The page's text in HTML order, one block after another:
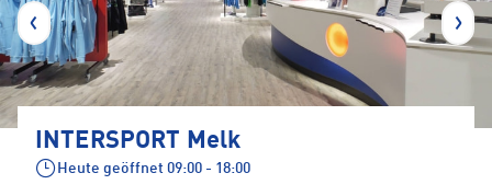
INTERSPORT Melk
Heute geöffnet 09:00 - 18:00